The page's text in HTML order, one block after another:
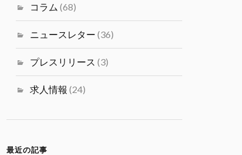
ミュニティ リツイートされました
海外大学院学生会
コラム (68)
ニュースレター (36)
プレスリリース (3)
求人情報 (24)
最近の記事